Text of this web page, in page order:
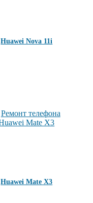
Huawei Nova 11i
Huawei Mate X3